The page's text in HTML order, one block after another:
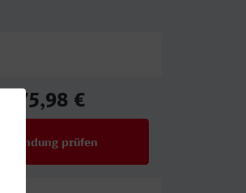
75,98 €
Verbindung prüfen